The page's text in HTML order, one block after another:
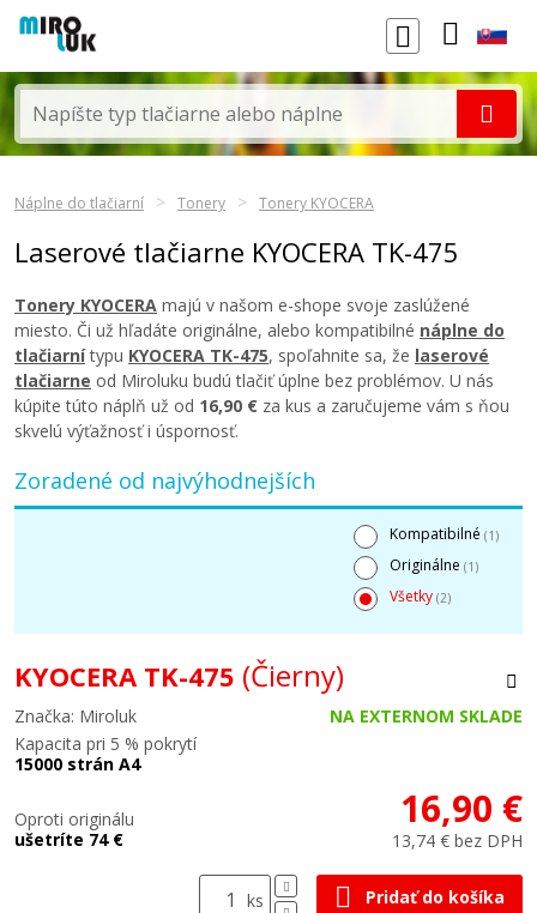
Náplne do tlačiarní Tonery Tonery KYOCERA
Laserové tlačiarne KYOCERA TK-475
Tonery KYOCERA majú v našom e-shope svoje zaslúžené
miesto. Či už hľadáte originálne, alebo kompatibilné náplne do
tlačiarnítypu KYOCERA TK-475, spoľahnite sa, že laserové
tlačiarne od Miroluku budú tlačiť úplne bez problémov. U nás
kúpite túto náplň už od 16,90 € za kus a zaručujeme vám s ňou
skvelú výťažnosť i úspornosť.
Zoradené od najvýhodnejších
Kompatibilné (1)
Originálne (1)
Všetky (2)
KYOCERA TK-475 (Čierny)
Značka: Miroluk
NA EXTERNOM SKLADE
Kapacita pri 5 % pokrytí
15000 strán A4
Oproti originálu
ušetríte 74 €
16,90 €
13,74 € bez DPH
ks Pridať do košíka